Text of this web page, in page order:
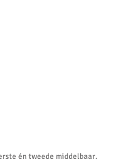
én tweede middelbaar.